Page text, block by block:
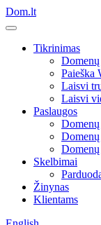
Dom.lt
Tikrinimas
Paieška
Laisvi
Laisvi
Paslaugos
Skelbimai
Žinynas
Klientams